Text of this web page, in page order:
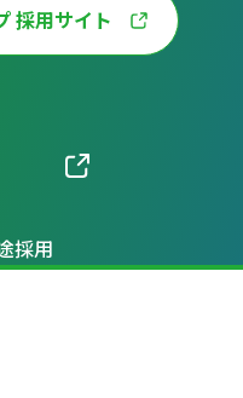
採用サイト
採用